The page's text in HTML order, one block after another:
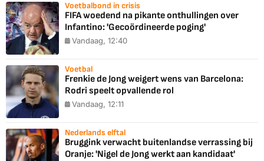
Voetbalbond in crisis
FIFA woedend na pikante onthullingen over
Infantino: 'Gecoördineerde poging'
Vandaag, 12:40
Voetbal
Frenkie de Jong weigert wens van Barcelona:
Rodri speelt opvallende rol
Vandaag, 12:11
Nederlands elftal
Bruggink verwacht buitenlandse verrassing bij
Oranje: 'Nigel de Jong werkt aan kandidaat'